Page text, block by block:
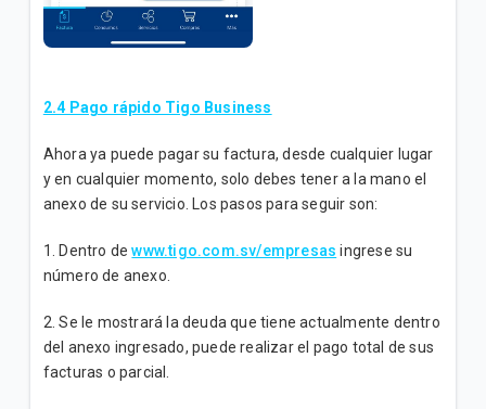
2.4 Pago rápido Tigo Business
Ahora ya puede pagar su factura, desde cualquier lugar
y en cualquier momento, solo debes tener a la mano el
anexo de su servicio. Los pasos para seguir son:
1. Dentro dewww.tigo.com.sv/empresas ingrese su
número de anexo.
2. Se le mostrará la deuda que tiene actualmente dentro
del anexo ingresado, puede realizar el pago total de sus
facturas o parcial.